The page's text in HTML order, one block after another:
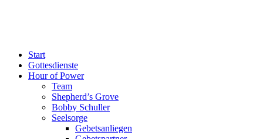
Start
Gottesdienste
Hour of Power
Team
Shepherd’s Grove
Bobby Schuller
Seelsorge
Gebetsanliegen